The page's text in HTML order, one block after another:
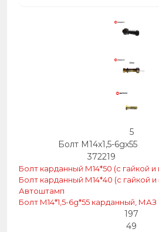
5
Болт М14х1,5-6gх55
372219
Болт карданный М14*50 (с гайкой
Болт карданный М14*40 (с гайкой и
Автоштамп
Болт М14*1,5-6g*55 карданный, МАЗ
197
49